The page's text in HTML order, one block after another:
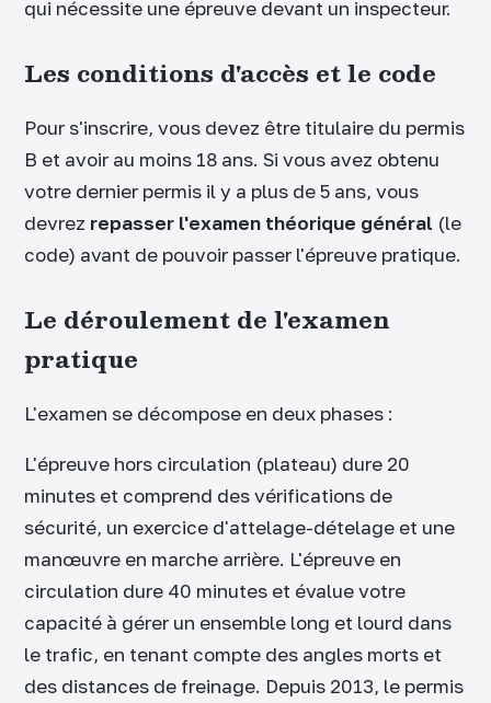
qui nécessite une épreuve devant un inspecteur.
Les conditions d'accès et le code
Pour s'inscrire, vous devez être titulaire du permis
B et avoir au moins 18 ans. Si vous avez obtenu
votre dernier permis il y a plus de 5 ans, vous
devrez repasser l'examen théorique général (le
code) avant de pouvoir passer l'épreuve pratique.
Le déroulement de l'examen
pratique
L'examen se décompose en deux phases :
L'épreuve hors circulation (plateau) dure 20
minutes et comprend des vérifications de
sécurité, un exercice d'attelage-dételage et une
manœuvre en marche arrière. L'épreuve en
circulation dure 40 minutes et évalue votre
capacité à gérer un ensemble long et lourd dans
le trafic, en tenant compte des angles morts et
des distances de freinage. Depuis 2013, le permis